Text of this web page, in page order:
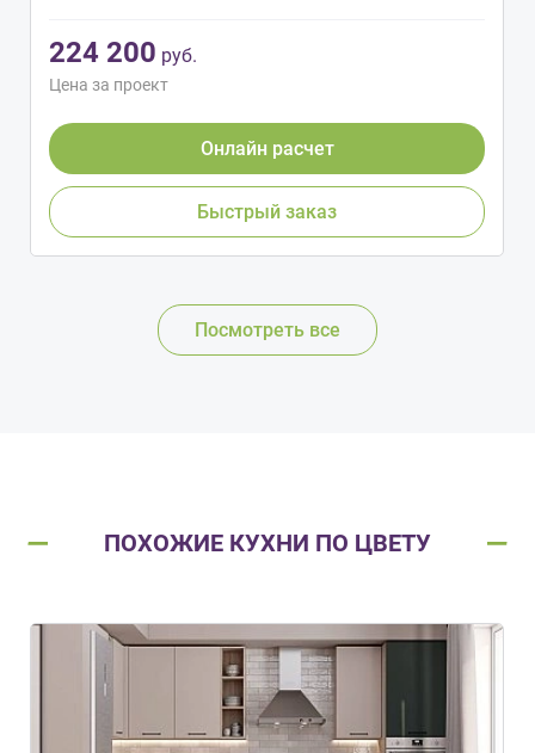
224 200 руб.
Цена за проект
Онлайн расчет
Быстрый заказ
Посмотреть все
ПОХОЖИЕ КУХНИ ПО ЦВЕТУ